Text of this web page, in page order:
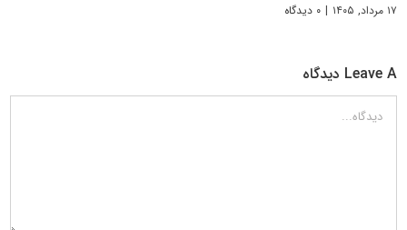
۱۷ مرداد, ۱۴۰۵ | ۰ دیدگاه
Leave A دیدگاه
دیدگاه